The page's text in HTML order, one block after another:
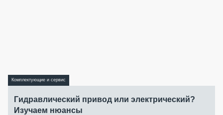
Комплектующие и сервис
Гидравлический привод или электрический?
Изучаем нюансы